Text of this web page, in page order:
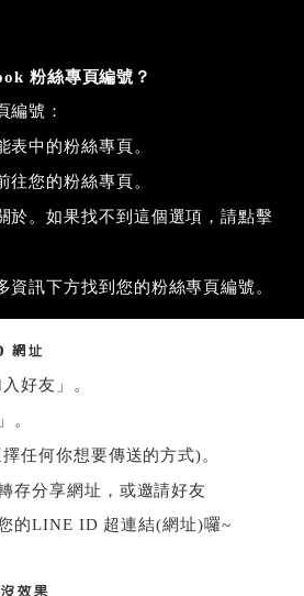
粉絲專頁編號？
編號：
表中的粉絲專頁。
往您的粉絲專頁。
於。如果找不到這個選項，請點擊
資訊下方找到您的粉絲專頁編號。
網址
好友」。
。
擇任何你想要傳送的方式)。
存分享網址，或邀請好友
的LINE ID 超連結(網址)囉~
效果